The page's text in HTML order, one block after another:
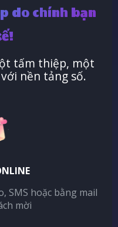
do chính bạn
tấm thiệp, một
nền tảng số.
SMS hoặc bằng mail
mời